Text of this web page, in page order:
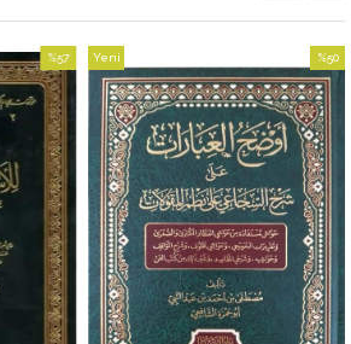
İndirim
%57İndirim
İndirim
%50İndirim
Yeni
Ürün
Yeni